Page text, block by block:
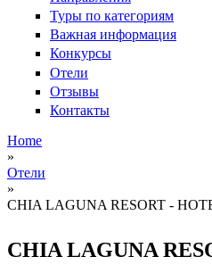
Туры по категориям
Важная информация
Конкурсы
Отели
Отзывы
Контакты
Вы здесь
Home
»
Отели
»
CHIA LAGUNA RESORT -
CHIA LAGUNA